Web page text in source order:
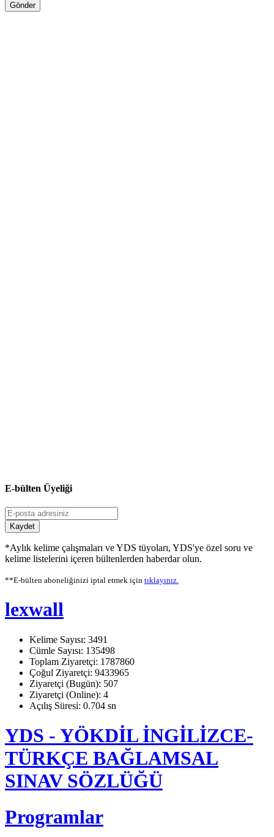
Gönder
E-bülten Üyeliği
Kaydet
*Aylık kelime çalışmaları ve YDS tüyoları, YDS'ye özel soru ve
kelime listelerini içeren bültenlerden haberdar olun.
**E-bülten aboneliğinizi iptal etmek için tıklayınız.
lexwall
Kelime Sayısı: 3491
Cümle Sayısı: 135498
Toplam Ziyaretçi: 1787860
Çoğul Ziyaretçi: 9433965
Ziyaretçi (Bugün): 507
Ziyaretçi (Online): 4
Açılış Süresi: 0.704 sn
YDS - YÖKDİL İNGİLİZCE-
TÜRKÇE BAĞLAMSAL
SINAV SÖZLÜĞÜ
Programlar